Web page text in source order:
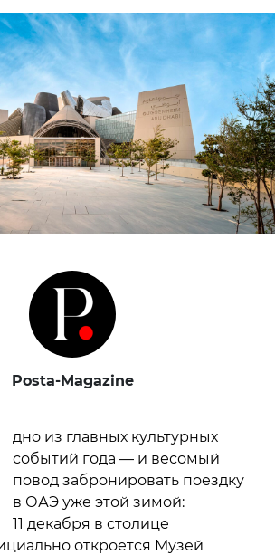
Posta-Magazine
дно из главных культурных
событий года — и весомый
повод забронировать поездку
в ОАЭ уже этой зимой:
11 декабря в столице
откроется Музей